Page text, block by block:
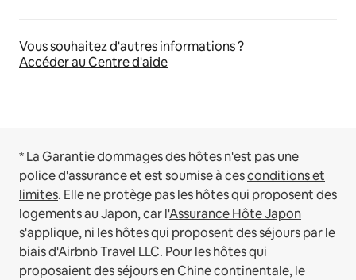
Vous souhaitez d'autres informations ?
Accéder au Centre d'aide
* La Garantie dommages des hôtes n'est pas une
police d'assurance et est soumise à cesconditions et
limites. Elle ne protège pas les hôtes qui proposent des
logements au Japon, car l'Assurance Hôte Japon
s'applique, ni les hôtes qui proposent des séjours par le
biais d'Airbnb Travel LLC. Pour les hôtes qui
proposaient des séjours en Chine continentale, le